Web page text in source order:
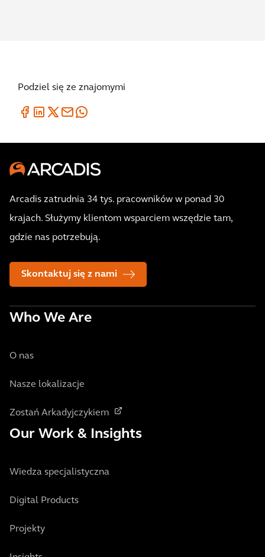
Podziel się ze znajomymi
Arcadis zatrudnia 34 tys. pracowników w ponad 30
krajach. Służymy klientom wsparciem wszędzie tam,
gdzie nas potrzebują.
Skontaktuj się z nami
Who We Are
O nas
Nasze lokalizacje
Zostań Arkadyjczykiem
Our Work & Insights
Wiedza specjalistyczna
Digital Products
Projekty